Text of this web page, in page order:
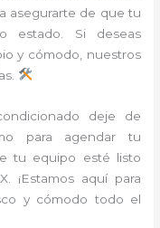
asegurarte de que tu
estado. Si deseas
y cómodo, nuestros
deje de
para agendar tu
tu equipo esté listo
¡Estamos aquí para
y cómodo todo el